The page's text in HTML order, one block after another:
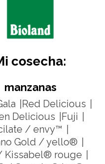
cosecha:
manzanas
Red Delicious
Delicious
Fuji
/ envy™
Gold / yello®
Kissabel® rouge